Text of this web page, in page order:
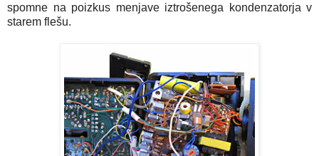
spomne na poizkus menjave iztrošenega kondenzatorja v
starem flešu.